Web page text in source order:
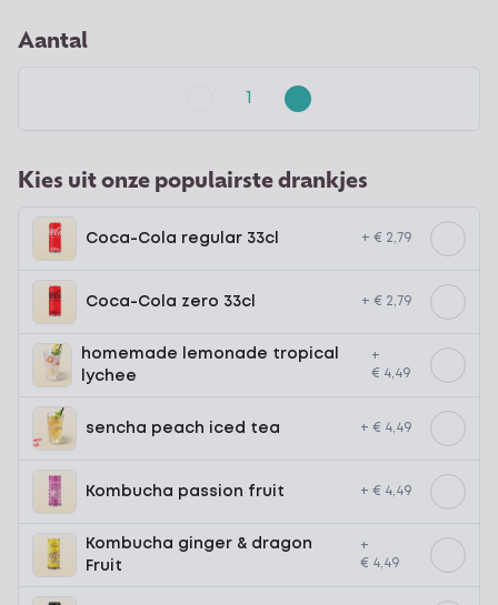
Aantal
Kies uit onze populairste drankjes
Coca-Cola regular 33cl + € 2,79
Coca-Cola zero 33cl + € 2,79
homemade lemonade tropical
lychee
+
€ 4,49
sencha peach iced tea + € 4,49
Kombucha passion fruit + € 4,49
Kombucha ginger & dragon
Fruit
+
€ 4,49